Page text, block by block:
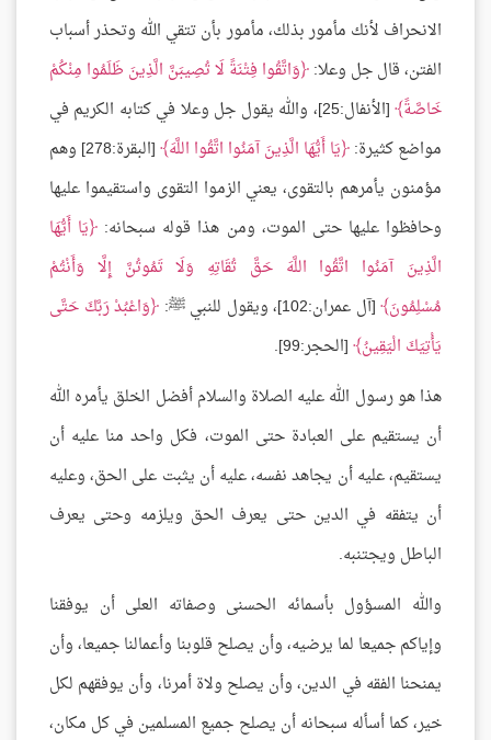
الانحراف لأنك مأمور بذلك، مأمور بأن تتقي الله وتحذر أسباب
الفتن، قال جل وعلا: وَاتَّقُوا فِتْنَةً لَا تُصِيبَنَّ الَّذِينَ ظَلَمُوا مِنْكُمْ
خَاصَّةً
[الأنفال:25]، والله يقول جل وعلا في كتابه الكريم في
مواضع كثيرة: يَا أَيُّهَا الَّذِينَ آمَنُوا اتَّقُوا اللَّهَ
[البقرة:278] وهم
مؤمنون يأمرهم بالتقوى، يعني الزموا التقوى واستقيموا عليها
وحافظوا عليها حتى الموت، ومن هذا قوله سبحانه: يَا أَيُّهَا
الَّذِينَ آمَنُوا اتَّقُوا اللَّهَ حَقَّ تُقَاتِهِ وَلَا تَمُوتُنَّ إِلَّا وَأَنْتُمْ
مُسْلِمُونَ [آل عمران:102]، ويقول للنبي ﷺ:
وَاعْبُدْ رَبَّكَ حَتَّى
يَأْتِيَكَ الْيَقِينُ [الحجر:99].
هذا هو رسول الله عليه الصلاة والسلام أفضل الخلق يأمره الله
أن يستقيم على العبادة حتى الموت، فكل واحد منا عليه أن
يستقيم، عليه أن يجاهد نفسه، عليه أن يثبت على الحق، وعليه
أن يتفقه في الدين حتى يعرف الحق ويلزمه وحتى يعرف
الباطل ويجتنبه.
والله المسؤول بأسمائه الحسنى وصفاته العلى أن يوفقنا
وإياكم جميعا لما يرضيه، وأن يصلح قلوبنا وأعمالنا جميعا، وأن
يمنحنا الفقه في الدين، وأن يصلح ولاة أمرنا، وأن يوفقهم لكل
خير، كما أسأله سبحانه أن يصلح جميع المسلمين في كل مكان،